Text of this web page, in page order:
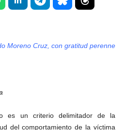
Moreno Cruz, con gratitud perenne
es un criterio delimitador de la
del comportamiento de la víctima